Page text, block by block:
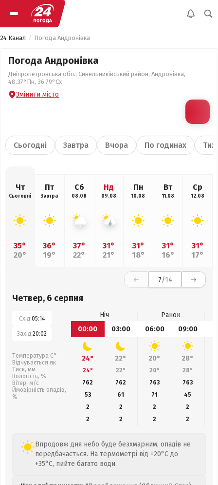
24 Канал Погода Андронівка
Погода Андронівка
Дніпропетровська обл., Синельниківський район, Андронівка,
48.37°Пн, 36.79°Сх
Змінити місто
Сьогодні Завтра Вчора По годинах
Чт
Сьогодні
35°
20°
Пт
Завтра
36°
19°
Сб
08.08
37°
22°
Нд
09.08
31°
21°
Пн
10.08
31°
18°
Вт
11.08
31°
16°
Ср
12.08
31°
17°
7/14
Четвер, 6 серпня
Схід:05:14
Захід:20:02
Температура С°
Відчувається як
Тиск, мм
Вологість, %
Вітер, м/с
Ймовірність опадів,
%
Ніч
Ранок
00:00
03:00 06:00 09:00
24° 22° 20° 28°
24° 22° 20° 28°
762
762 763 763
53
61 71 45
2
2 2
2
2
2 2 2
Впродовж дня небо буде безхмарним, опадів не
передбачається. На термометрі від +20°C до
+35°C, пийте багато води.